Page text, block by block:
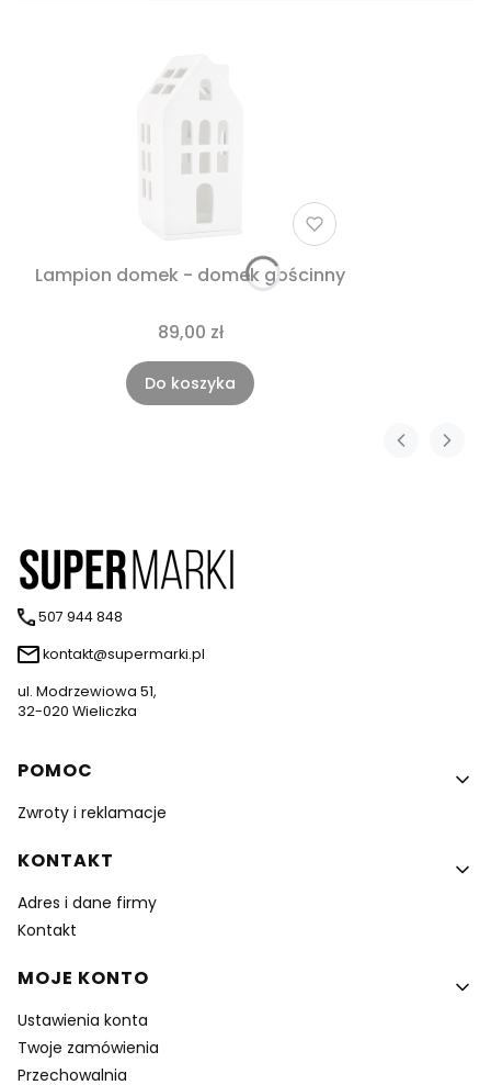
Lampion domek - domek gościnny
89,00 zł
Do koszyka
507 944 848
kontakt@supermarki.pl
ul. Modrzewiowa 51,
32-020 Wieliczka
Linki w stopce
POMOC
Zwroty i reklamacje
KONTAKT
Adres i dane firmy
Kontakt
MOJE KONTO
Ustawienia konta
Twoje zamówienia
Przechowalnia